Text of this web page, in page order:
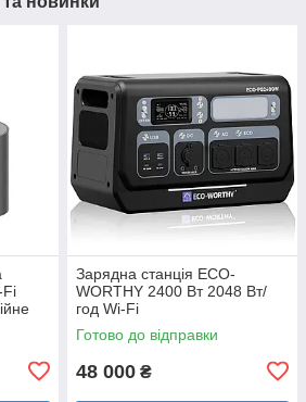
Fi
Зарядна станція ECO-
WORTHY 2400 Вт 2048 Вт/
год Wi-Fi
Готово до відправки
48 000 ₴